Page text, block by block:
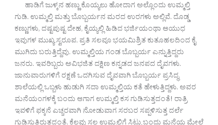
ಹಾಡಿಗೆ ಜುಳ್ಕನ ಹಣ್ಣು ಕೊಯ್ಯಲು ಹೋದಾಗ ಅಲ್ಲೊಂದು ಉಮ್ಮಲ್ತಿ
ಗುಡಿ. ಉಮ್ಮಲ್ತಿ ಮತ್ತು ಬೊಬ್ಬರ್ಯನ ಮರದ ಉರಗಳು ಅಲ್ಲಿವೆ. ದೊಡ್ಡ
ಕಣ್ಣುಗಳು, ದಷ್ಟಪುಷ್ಟ ದೇಹ, ಕೈಯ್ಯಲ್ಲಿ ಹಿಡಿದ ಭರ್ಜಿಯಂಥಾ ಆಯುಧ
ಇವುಗಳ ಮುಖ್ಯ ಸ್ವರೂಪ. ಪ್ರತಿ ಸಲವೂ ಭಯಮಿಶ್ರಿತ ಕುತೂಹಲದಿಂದ ಕೈ
ಮುಗಿದು ಬರುತ್ತಿದ್ದೆವು. ಉಮ್ಮಲ್ತಿಯ ಗಂಡ ಬೊಬ್ಬರ್ಯ ಎನ್ನುತ್ತಿದ್ದರು
ಜನರು. ಇವರಿಬ್ಬರು ಅವಿಭಜಿತ ದಕ್ಷಿಣ ಕನ್ನಡದ ಜನಪದ ದೈವಗಳು.
ಜಾನುವಾರುಗಳಿಗೆ ರಕ್ಷಣೆ ಒದಗಿಸುವ ದೈವವಾಗಿ ಬೊಬ್ಬರ್ಯ ಪ್ರಸಿದ್ಧ.
ಶಾಲೆಯಲ್ಲಿ ಒಬ್ಬಳು ಹುಡುಗಿ ಸದಾ ಉಮ್ಮಲ್ತಿಯ ಕತೆ ಹೇಳುತ್ತಿದ್ದಳು. ಅವರ
ಮನೆಯಂಗಳಕ್ಕೆ ಬಂದು ಆಗಾಗ ಉಮ್ಮಲ್ತಿ ಕಸ ಗುಡಿಸುತ್ತದಂತೆ! ರಾತ್ರಿ
ಇವಳಿಗೆ ಫಕ್ಕನೆ ಎಚ್ಚರವಾಗಿ ನೋಡುವಾಗ ಸರಬರ ಸಪ್ಪಳಿಸುತ್ತ ದರ್ಲೆ